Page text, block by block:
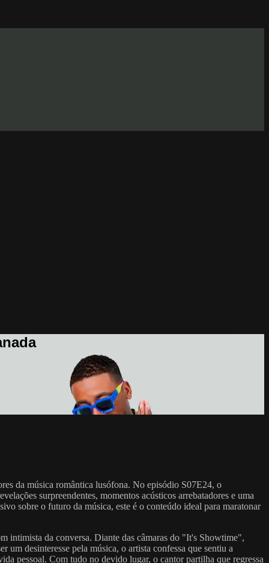
da música romântica lusófona. No episódio S07E24, o
surpreendentes, momentos acústicos arrebatadores e uma
sobre o futuro da música, este é o conteúdo ideal para maratonar
intimista da conversa. Diante das câmaras do "It's Showtime",
um desinteresse pela música, o artista confessa que sentiu a
pessoal. Com tudo no devido lugar, o cantor partilha que regressa